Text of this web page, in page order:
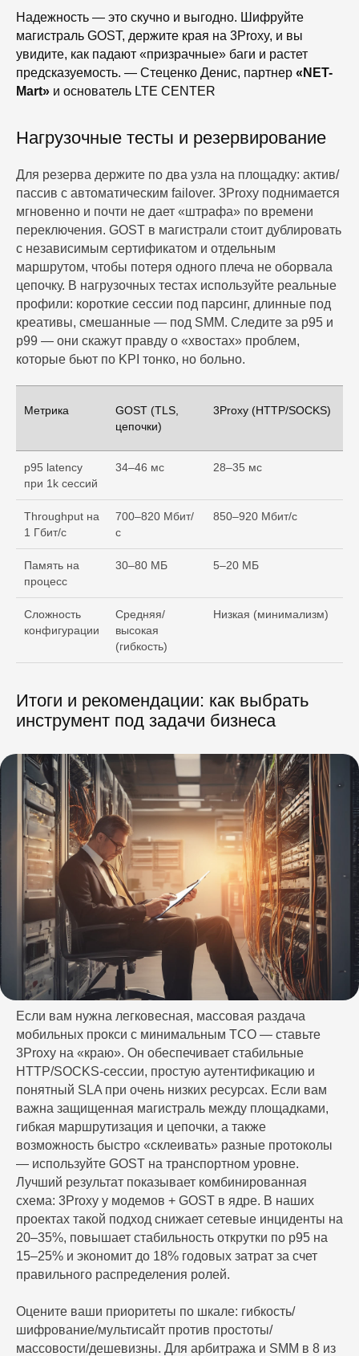
Надежность — это скучно и выгодно. Шифруйте
магистраль GOST, держите края на 3Proxy, и вы
увидите, как падают «призрачные» баги и растет
предсказуемость. — Стеценко Денис, партнер «NET-
Mart» и основатель LTE CENTER
Нагрузочные тесты и резервирование
Для резерва держите по два узла на площадку: актив/
пассив с автоматическим failover. 3Proxy поднимается
мгновенно и почти не дает «штрафа» по времени
переключения. GOST в магистрали стоит дублировать
с независимым сертификатом и отдельным
маршрутом, чтобы потеря одного плеча не оборвала
цепочку. В нагрузочных тестах используйте реальные
профили: короткие сессии под парсинг, длинные под
креативы, смешанные — под SMM. Следите за p95 и
p99 — они скажут правду о «хвостах» проблем,
которые бьют по KPI тонко, но больно.
Метрика
GOST (TLS,
цепочки)
3Proxy (HTTP/SOCKS)
p95 latency
при 1k сессий
34–46 мс 28–35 мс
Throughput на
1 Гбит/с
700–820 Мбит/
с
850–920 Мбит/с
Память на
процесс
30–80 МБ 5–20 МБ
Сложность
конфигурации
Средняя/
высокая
(гибкость)
Низкая (минимализм)
Итоги и рекомендации: как выбрать
инструмент под задачи бизнеса
Если вам нужна легковесная, массовая раздача
мобильных прокси с минимальным TCO — ставьте
3Proxy на «краю». Он обеспечивает стабильные
HTTP/SOCKS-сессии, простую аутентификацию и
понятный SLA при очень низких ресурсах. Если вам
важна защищенная магистраль между площадками,
гибкая маршрутизация и цепочки, а также
возможность быстро «склеивать» разные протоколы
— используйте GOST на транспортном уровне.
Лучший результат показывает комбинированная
схема: 3Proxy у модемов + GOST в ядре. В наших
проектах такой подход снижает сетевые инциденты на
20–35%, повышает стабильность открутки по p95 на
15–25% и экономит до 18% годовых затрат за счет
правильного распределения ролей.
Оцените ваши приоритеты по шкале: гибкость/
шифрование/мультисайт против простоты/
массовости/дешевизны. Для арбитража и SMM в 8 из